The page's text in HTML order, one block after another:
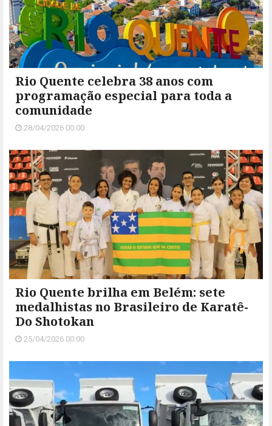
Rio Quente celebra 38 anos com
programação especial para toda a
comunidade
28/04/2026 00:00
Rio Quente brilha em Belém: sete
medalhistas no Brasileiro de Karatê-
Do Shotokan
25/04/2026 00:00